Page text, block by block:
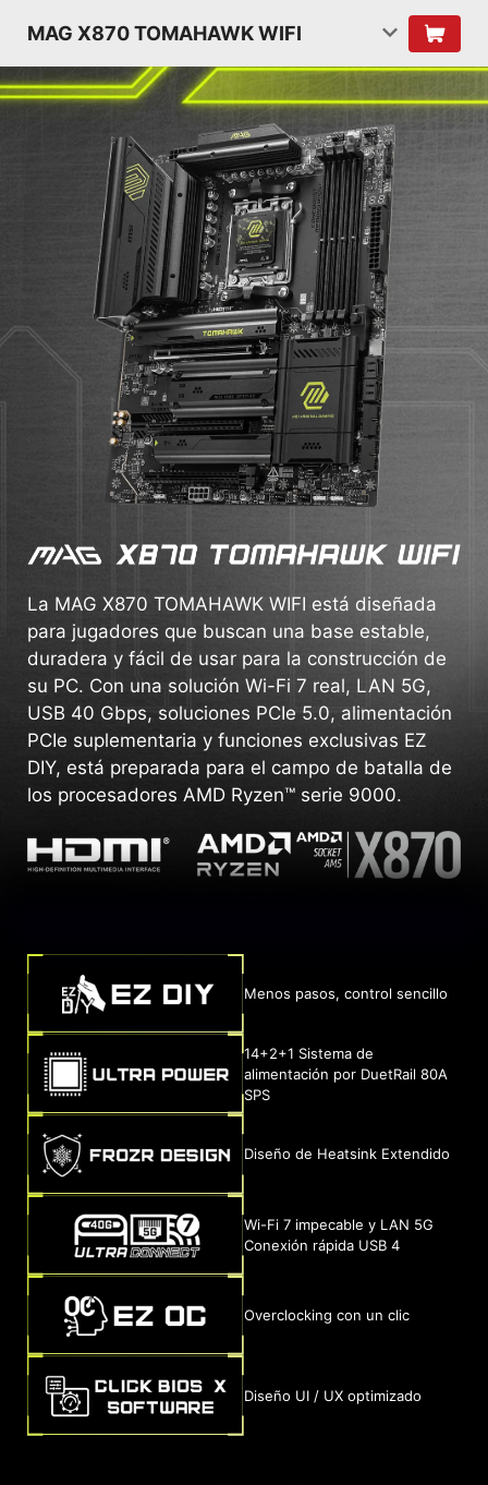
MAG X870 TOMAHAWK WIFI
La MAG X870 TOMAHAWK WIFI está diseñada
para jugadores que buscan una base estable,
duradera y fácil de usar para la construcción de
su PC. Con una solución Wi-Fi 7 real, LAN 5G,
USB 40 Gbps, soluciones PCIe 5.0, alimentación
PCIe suplementaria y funciones exclusivas EZ
DIY, está preparada para el campo de batalla de
los procesadores AMD Ryzen™ serie 9000.
Menos pasos, control sencillo
14+2+1 Sistema de
alimentación por DuetRail 80A
SPS
Diseño de Heatsink Extendido
Wi-Fi 7 impecable y LAN 5G
Conexión rápida USB 4
Overclocking con un clic
Diseño UI / UX optimizado